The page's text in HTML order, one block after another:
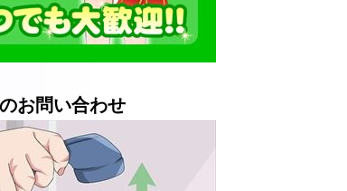
お問い合わせ